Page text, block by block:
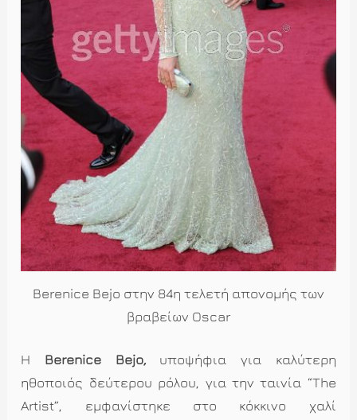
Berenice Bejo στην 84η τελετή απονομής των
βραβείων Oscar
H Berenice Bejo, υποψήφια για καλύτερη
ηθοποιός δεύτερου ρόλου, για την ταινία “The
Artist”, εμφανίστηκε στο κόκκινο χαλί